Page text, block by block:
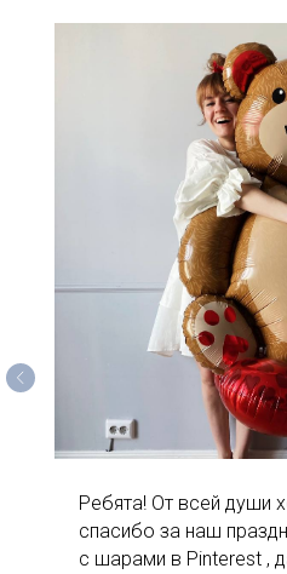
Ребята! От всей души
спасибо за наш
с шарами в Pinterest ,